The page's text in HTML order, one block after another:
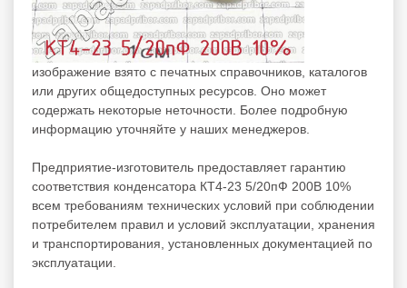
изображение взято с печатных справочников, каталогов
или других общедоступных ресурсов. Оно может
содержать некоторые неточности. Более подробную
информацию уточняйте у наших менеджеров.
Предприятие-изготовитель предоставляет гарантию
соответствия конденсатора КТ4-23 5/20пФ 200В 10%
всем требованиям технических условий при соблюдении
потребителем правил и условий эксплуатации, хранения
и транспортирования, установленных документацией по
эксплуатации.